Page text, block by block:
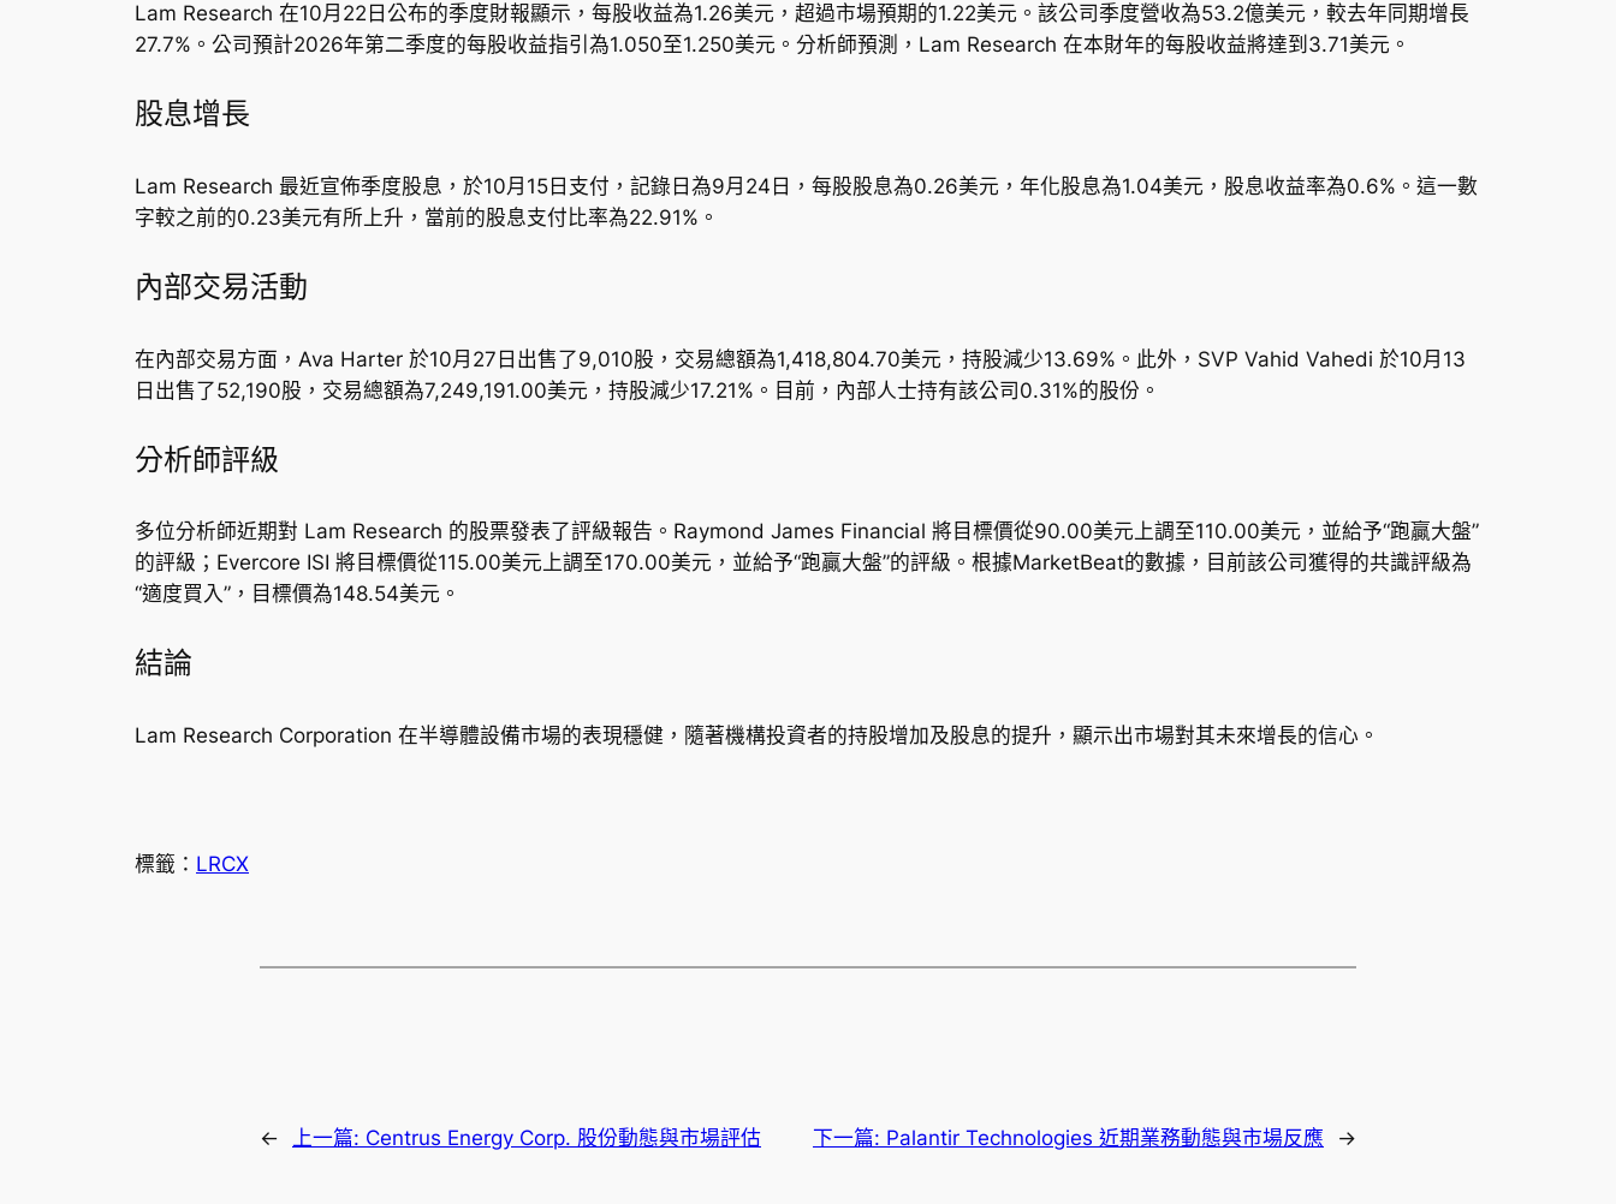
Lam Research 在10月22日公布的季度財報顯示，每股收益為1.26美元，超過市場預期的1.22美元。該公司季度營收為53.2億美元，較去年同期增長
27.7%。公司預計2026年第二季度的每股收益指引為1.050至1.250美元。分析師預測，Lam Research 在本財年的每股收益將達到3.71美元。
股息增長
Lam Research 最近宣佈季度股息，於10月15日支付，記錄日為9月24日，每股股息為0.26美元，年化股息為1.04美元，股息收益率為0.6%。這一數
字較之前的0.23美元有所上升，當前的股息支付比率為22.91%。
內部交易活動
在內部交易方面，Ava Harter 於10月27日出售了9,010股，交易總額為1,418,804.70美元，持股減少13.69%。此外，SVP Vahid Vahedi 於10月13
日出售了52,190股，交易總額為7,249,191.00美元，持股減少17.21%。目前，內部人士持有該公司0.31%的股份。
分析師評級
多位分析師近期對 Lam Research 的股票發表了評級報告。Raymond James Financial 將目標價從90.00美元上調至110.00美元，並給予“跑贏大盤”
的評級；Evercore ISI 將目標價從115.00美元上調至170.00美元，並給予“跑贏大盤”的評級。根據MarketBeat的數據，目前該公司獲得的共識評級為
“適度買入”，目標價為148.54美元。
結論
Lam Research Corporation 在半導體設備市場的表現穩健，隨著機構投資者的持股增加及股息的提升，顯示出市場對其未來增長的信心。
標籤： LRCX
← 上一篇: Centrus Energy Corp. 股份動態與市場評估 下一篇: Palantir Technologies 近期業務動態與市場反應 →